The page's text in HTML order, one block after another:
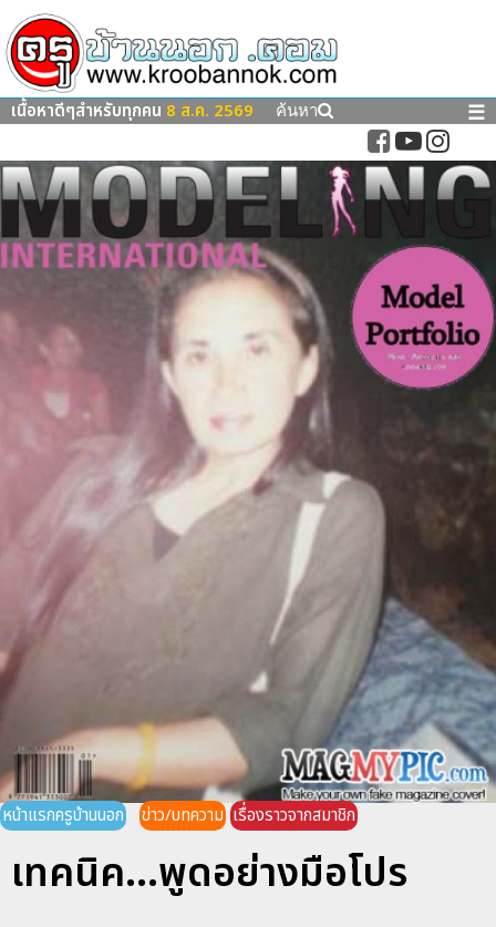
เนื้อหาดีๆสำหรับทุกคน 8 ส.ค. 2569 ค้นหา ☰
หน้าแรกครูบ้านนอก ข่าว/บทความ เรื่องราวจากสมาชิก
เทคนิค...พูดอย่างมือโปร